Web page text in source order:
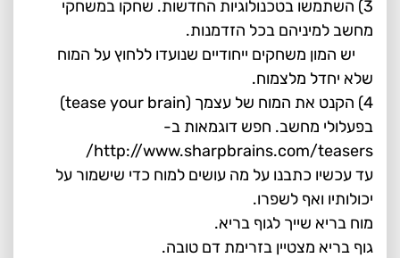
3) השתמשו בטכנולוגיות החדשות. שחקו במשחקי
מחשב למיניהם בכל הזדמנות.
יש המון משחקים ייחודיים שנועדו ללחוץ על המוח
שלא יחדל מלצמוח.
4) הקנט את המוח של עצמך (tease your brain)
בפעלולי מחשב. חפש דוגמאות ב-
http://www.sharpbrains.com/teasers/
עד עכשיו כתבנו על מה עושים למוח כדי שישמור על
יכולותיו ואף לשפרו.
מוח בריא שייך לגוף בריא.
גוף בריא מצטיין בזרימת דם טובה.